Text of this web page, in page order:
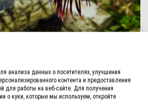
друг с другом
содержать небольшими
самца должно приходиться не менее
снижается риск того, что активные
анализа данных о посетителях, улучшения
контента и предоставления
для работы на веб-сайте. Для получения
о куки, которые мы используем, откройте